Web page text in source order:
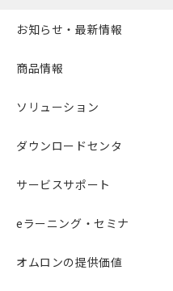
お知らせ・最新情報
商品情報
ソリューション
ダウンロードセンタ
サービスサポート
eラーニング・セミナ
オムロンの提供価値